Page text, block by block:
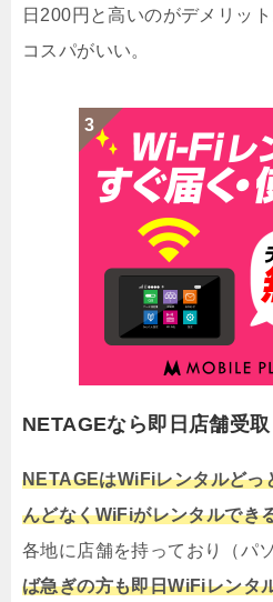
日200円と高いのがデメリッ
コスパがいい。
NETAGEなら即日店舗受
NETAGEはWiFiレンタルどっ
んどなくWiFiがレンタルでき
各地に店舗を持っており（パ
ば急ぎの方も即日WiFiレンタ